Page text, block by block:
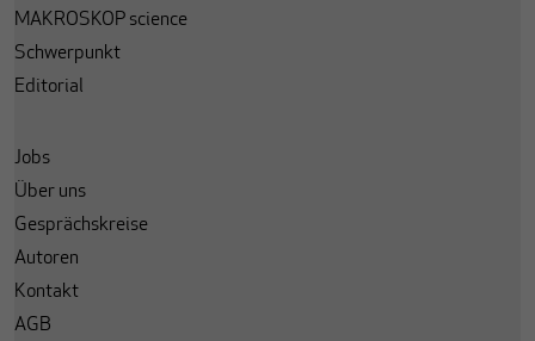
MAKROSKOP science
Schwerpunkt
Editorial
Jobs
Über uns
Gesprächskreise
Autoren
Kontakt
AGB